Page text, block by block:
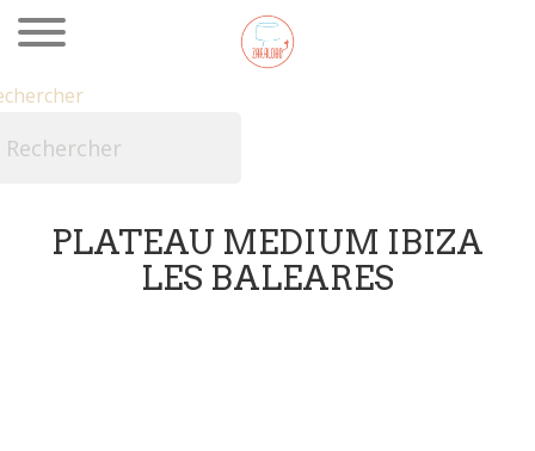
PLATEAU MEDIUM IBIZA
LES BALEARES